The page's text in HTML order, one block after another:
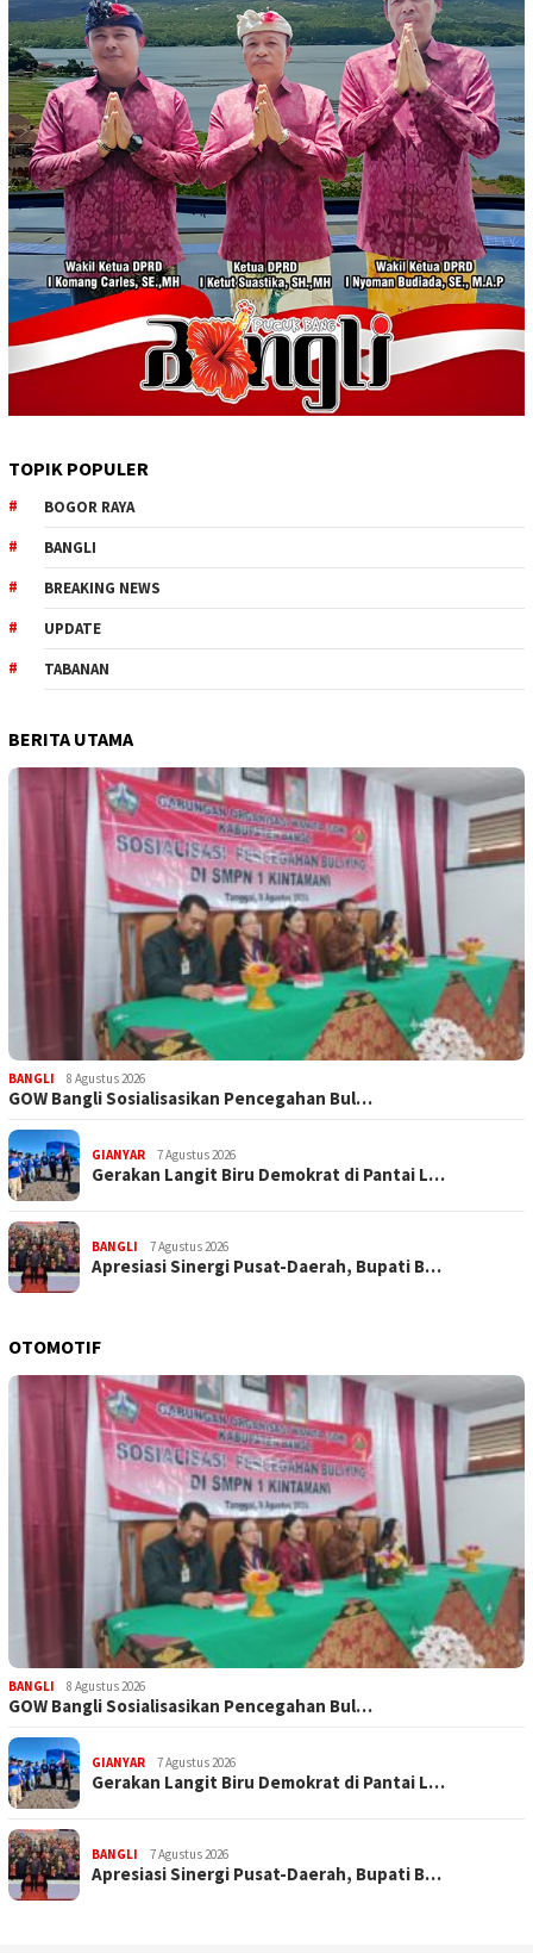
TOPIK POPULER
BOGOR RAYA
BANGLI
BREAKING NEWS
UPDATE
TABANAN
BERITA UTAMA
BANGLI 8 Agustus 2026
GOW Bangli Sosialisasikan Pencegahan Bul…
GIANYAR 7 Agustus 2026
Gerakan Langit Biru Demokrat di Pantai L…
BANGLI 7 Agustus 2026
Apresiasi Sinergi Pusat-Daerah, Bupati B…
OTOMOTIF
BANGLI 8 Agustus 2026
GOW Bangli Sosialisasikan Pencegahan Bul…
GIANYAR 7 Agustus 2026
Gerakan Langit Biru Demokrat di Pantai L…
BANGLI 7 Agustus 2026
Apresiasi Sinergi Pusat-Daerah, Bupati B…